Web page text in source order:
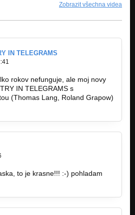
Zobrazit všechna videa
IN TELEGRAMS
rokov nefunguje, ale moj novy
IN TELEGRAMS s
(Thomas Lang, Roland Grapow)
to je krasne!!! :-) pohladam